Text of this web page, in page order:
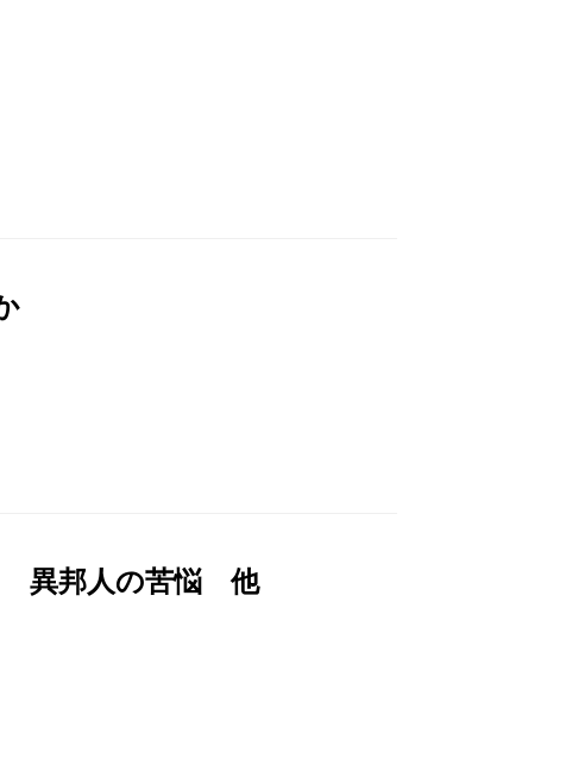
異邦人の苦悩 他